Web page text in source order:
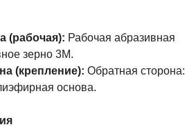
(рабочая): Рабочая абразивная
зерно 3M.
(крепление): Обратная сторона:
основа.